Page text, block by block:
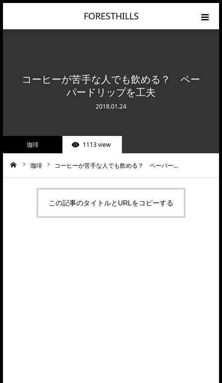
FORESTHILLS
コーヒーが苦手な人でも飲める？ ペー
パードリップを工夫
2018.01.24
珈琲 1113 view
珈琲 コーヒーが苦手な人でも飲める？ ペーパー…
この記事のタイトルとURLをコピーする